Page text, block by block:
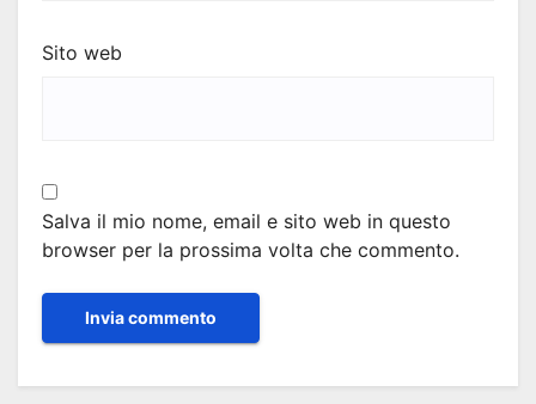
Sito web
Salva il mio nome, email e sito web in questo
browser per la prossima volta che commento.